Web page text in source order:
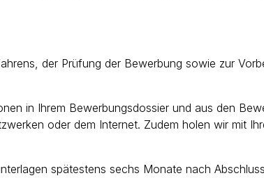
der Prüfung der Bewerbung sowie zur
in Ihrem Bewerbungsdossier und aus den
oder dem Internet. Zudem holen wir mit
spätestens sechs Monate nach